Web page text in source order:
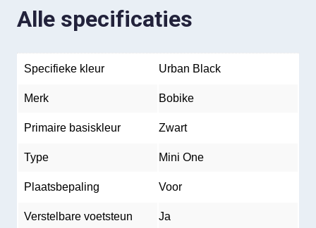
Alle specificaties
Specifieke kleur Urban Black
Merk Bobike
Primaire basiskleur Zwart
Type Mini One
Plaatsbepaling Voor
Verstelbare voetsteun Ja